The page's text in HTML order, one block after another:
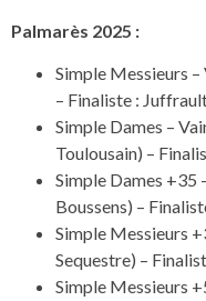
Palmarès 2025 :
Simple Messieurs –
– Finaliste :
Simple Dames –
Toulousain) –
Simple Dames +35
Boussens) –
Simple Messieurs
Sequestre) –
Simple Messieurs